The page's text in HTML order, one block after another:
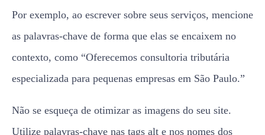
Por exemplo, ao escrever sobre seus serviços, mencione
as palavras-chave de forma que elas se encaixem no
contexto, como “Oferecemos consultoria tributária
especializada para pequenas empresas em São Paulo.”
Não se esqueça de otimizar as imagens do seu site.
Utilize palavras-chave nas tags alt e nos nomes dos